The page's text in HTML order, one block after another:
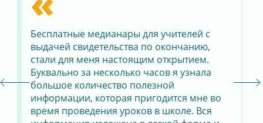
Бесплатные медианары для учителей с
выдачей свидетельства по окончанию,
стали для меня настоящим открытием.
Буквально за несколько часов я узнала
большое количество полезной
информации, которая пригодится мне во
время проведения уроков в школе. Вся